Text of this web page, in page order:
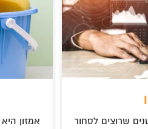
אמזון
שרוצים לסחור